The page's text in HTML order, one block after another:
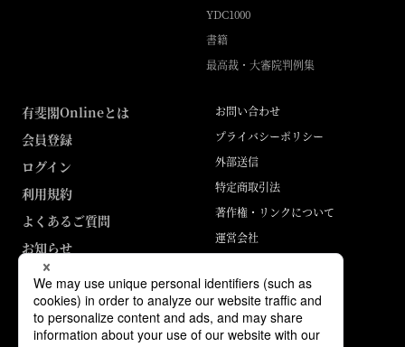
YDC1000
書籍
最高裁・大審院判例集
有斐閣Onlineとは
会員登録
ログイン
利用規約
よくあるご質問
お知らせ
お問い合わせ
プライバシーポリシー
外部送信
特定商取引法
著作権・リンクについて
運営会社